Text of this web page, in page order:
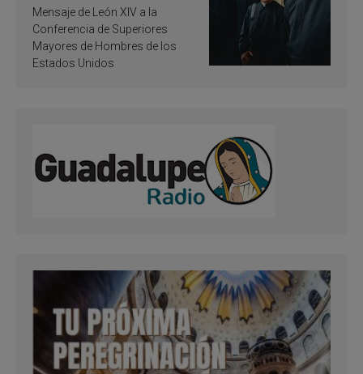
de inspiración y
santificación
Mensaje de León XIV a la
Conferencia de Superiores
Mayores de Hombres de los
Estados Unidos